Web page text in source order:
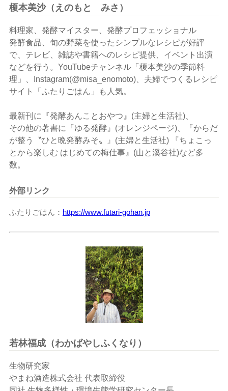
榎本美沙（えのもと みさ）
料理家、発酵マイスター、発酵プロフェッショナル
発酵食品、旬の野菜を使ったシンプルなレシピが好評
で、テレビ、雑誌や書籍へのレシピ提供、イベント出演
などを行う。YouTubeチャンネル「榎本美沙の季節料
理」、Instagram(@misa_enomoto)、夫婦でつくるレシピ
サイト「ふたりごはん」も人気。
最新刊に『発酵あんことおやつ』(主婦と生活社)、
その他の著書に『ゆる発酵』(オレンジページ)、『からだ
が整う〝ひと晩発酵みそ〟』(主婦と生活社) 『ちょこっ
とから楽しむ はじめての梅仕事』(山と溪谷社)など多
数。
外部リンク
ふたりごはん https://www.futari-gohan.jp
若林福成（わかばやしふくなり）
生物研究家
やまね酒造株式会社 代表取締役